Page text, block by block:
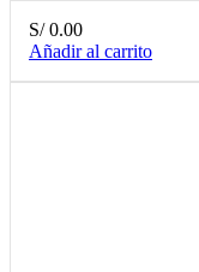
S/0.00
Añadir al carrito